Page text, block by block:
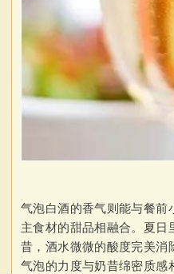
气泡白酒的香气则能与餐前
主食材的甜品相融合。夏日
昔，酒水微微的酸度完美消
气泡的力度与奶昔绵密质感